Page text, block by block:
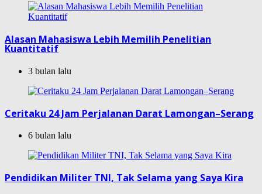
Alasan Mahasiswa Lebih Memilih Penelitian
Kuantitatif
3 bulan lalu
Ceritaku 24 Jam Perjalanan Darat Lamongan–Serang
6 bulan lalu
Pendidikan Militer TNI, Tak Selama yang Saya Kira